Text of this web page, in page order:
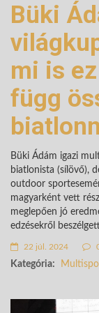
Büki
mi is
függ
Büki Ádám igazi
biatlonista (sílövő),
outdoor
magyarként vett
meglepően jó
edzésekről
22 júl. 2024
Kategória: